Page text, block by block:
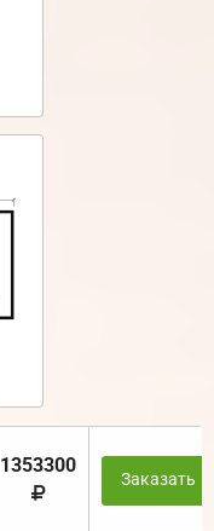
1353300
Заказать